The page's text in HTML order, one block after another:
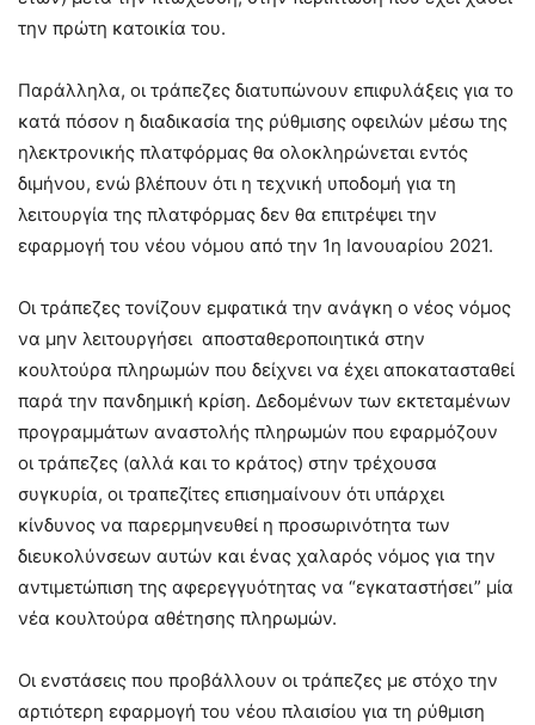
την πρώτη κατοικία του.
Παράλληλα, οι τράπεζες διατυπώνουν επιφυλάξεις για το
κατά πόσον η διαδικασία της ρύθμισης οφειλών μέσω της
ηλεκτρονικής πλατφόρμας θα ολοκληρώνεται εντός
διμήνου, ενώ βλέπουν ότι η τεχνική υποδομή για τη
λειτουργία της πλατφόρμας δεν θα επιτρέψει την
εφαρμογή του νέου νόμου από την 1η Ιανουαρίου 2021.
Οι τράπεζες τονίζουν εμφατικά την ανάγκη ο νέος νόμος
να μην λειτουργήσει αποσταθεροποιητικά στην
κουλτούρα πληρωμών που δείχνει να έχει αποκατασταθεί
παρά την πανδημική κρίση. Δεδομένων των εκτεταμένων
προγραμμάτων αναστολής πληρωμών που εφαρμόζουν
οι τράπεζες (αλλά και το κράτος) στην τρέχουσα
συγκυρία, οι τραπεζίτες επισημαίνουν ότι υπάρχει
κίνδυνος να παρερμηνευθεί η προσωρινότητα των
διευκολύνσεων αυτών και ένας χαλαρός νόμος για την
αντιμετώπιση της αφερεγγυότητας να “εγκαταστήσει” μία
νέα κουλτούρα αθέτησης πληρωμών.
Οι ενστάσεις που προβάλλουν οι τράπεζες με στόχο την
αρτιότερη εφαρμογή του νέου πλαισίου για τη ρύθμιση